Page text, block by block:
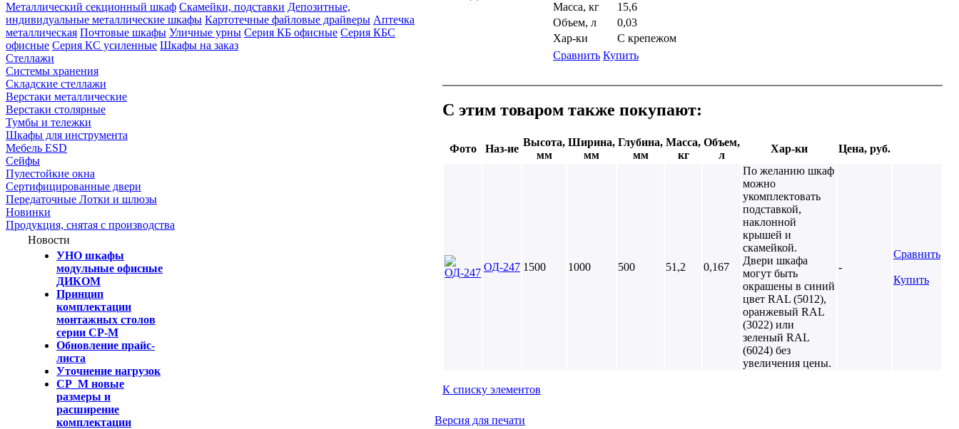
Металлический секционный шкаф Скамейки, подставки Депозитные,
индивидуальные металлические шкафы Картотечные файловые драйверы Аптечка
металлическая Почтовые шкафы Уличные урны Серия КБ офисные Серия КБС
офисные Серия КC усиленные Шкафы на заказ
Стеллажи
Системы хранения
Складские стеллажи
Верстаки металлические
Верстаки столярные
Тумбы и тележки
Шкафы для инструмента
Мебель ESD
Сейфы
Пулестойкие окна
Сертифицированные двери
Передаточные Лотки и шлюзы
Новинки
Продукция, снятая с производства
Новости
УНО шкафы
модульные офисные
ДИКОМ
Принцип
комплектации
монтажных столов
серии СР-М
Обновление прайс-
листа
Уточнение нагрузок
СР_М новые
размеры и
расширение
комплектации
Масса, кг
15,6
Объем, л
0,03
Хар-ки
С крепежом
Сравнить Купить
С этим товаром также покупают:
Фото Наз-ие
Высота,
мм
Ширина,
мм
Глубина,
мм
Масса,
кг
Объем,
л
Хар-ки Цена, руб.
ОД-247 1500 1000 500 51,2 0,167
По желанию шкаф
можно
укомплектовать
подставкой,
наклонной
крышей и
скамейкой.
Двери шкафа
могут быть
окрашены в синий
цвет RAL (5012),
оранжевый RAL
(3022) или
зеленый RAL
(6024) без
увеличения цены.
-
Сравнить
Купить
К списку элементов
Версия для печати